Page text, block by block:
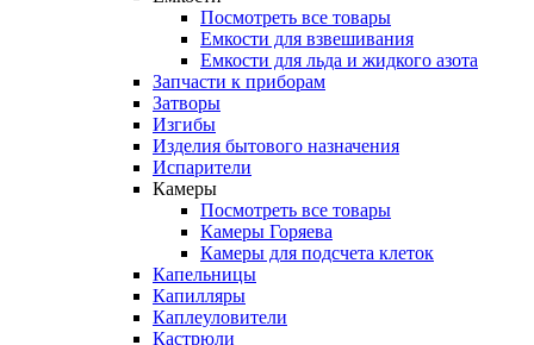
Посмотреть все товары
Емкости для взвешивания
Емкости для льда и жидкого азота
Запчасти к приборам
Затворы
Изгибы
Изделия бытового назначения
Испарители
Камеры
Посмотреть все товары
Камеры Горяева
Камеры для подсчета клеток
Капельницы
Капилляры
Каплеуловители
Кастрюли